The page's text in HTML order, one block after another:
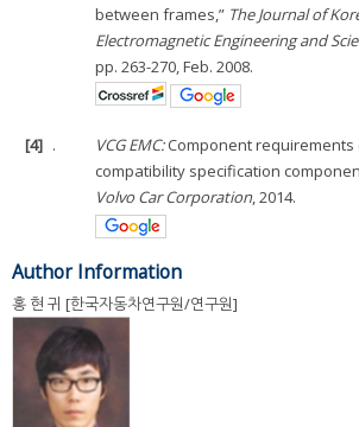
between frames,” The Journal of
Electromagnetic Engineering and
pp. 263-270, Feb. 2008.
[4] . VCG EMC:Component requirements
compatibility specification
Volvo Car Corporation, 2014.
Author Information
홍 현 귀 [한국자동차연구원/연구원]